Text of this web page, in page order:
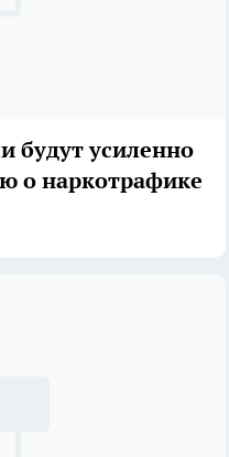
будут усиленно
о наркотрафике